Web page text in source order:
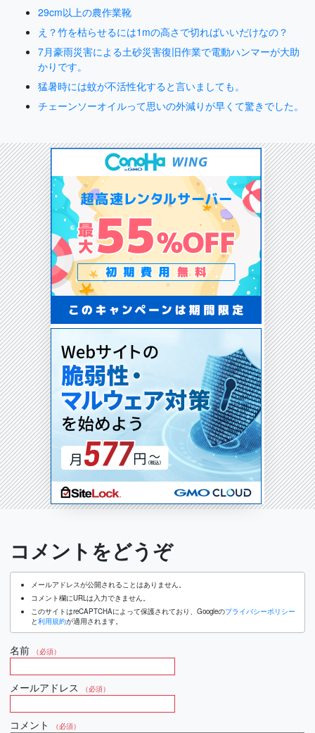
29cm以上の農作業靴
え？竹を枯らせるには1mの高さで切ればいいだけなの？
7月豪雨災害による土砂災害復旧作業で電動ハンマーが大助
かりです。
猛暑時には蚊が不活性化すると言いましても。
チェーンソーオイルって思いの外減りが早くて驚きでした。
コメントをどうぞ
メールアドレスが公開されることはありません。
コメント欄にURLは入力できません。
このサイトはreCAPTCHAによって保護されており、Googleのプライバシーポリシー
と利用規約が適用されます。
名前 （必須）
メールアドレス （必須）
コメント （必須）